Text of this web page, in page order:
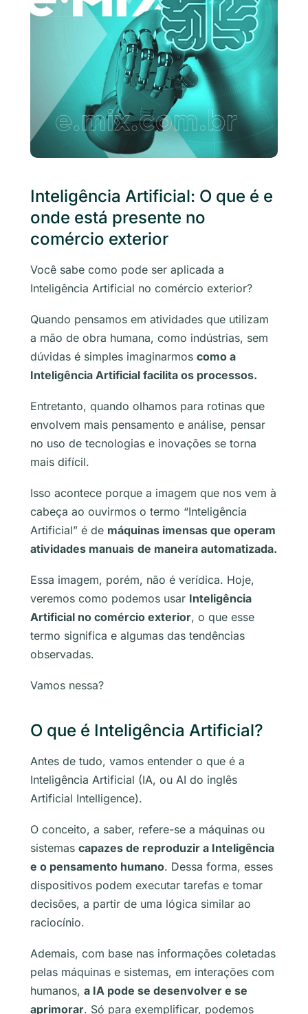
Inteligência Artificial: O que é e
onde está presente no
comércio exterior
Você sabe como pode ser aplicada a
Inteligência Artificial no comércio exterior?
Quando pensamos em atividades que utilizam
a mão de obra humana, como indústrias, sem
dúvidas é simples imaginarmos como a
Inteligência Artificial facilita os processos.
Entretanto, quando olhamos para rotinas que
envolvem mais pensamento e análise, pensar
no uso de tecnologias e inovações se torna
mais difícil.
Isso acontece porque a imagem que nos vem à
cabeça ao ouvirmos o termo “Inteligência
Artificial” é de máquinas imensas que operam
atividades manuais de maneira automatizada.
Essa imagem, porém, não é verídica. Hoje,
veremos como podemos usar Inteligência
Artificial no comércio exterior, o que esse
termo significa e algumas das tendências
observadas.
Vamos nessa?
O que é Inteligência Artificial?
Antes de tudo, vamos entender o que é a
Inteligência Artificial (IA, ou AI do inglês
Artificial Intelligence).
O conceito, a saber, refere-se a máquinas ou
sistemas capazes de reproduzir a Inteligência
e o pensamento humano. Dessa forma, esses
dispositivos podem executar tarefas e tomar
decisões, a partir de uma lógica similar ao
raciocínio.
Ademais, com base nas informações coletadas
pelas máquinas e sistemas, em interações com
humanos, a IA pode se desenvolver e se
aprimorar. Só para exemplificar, podemos